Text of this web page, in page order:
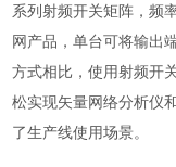
系列射频开关矩阵，频
网产品，单台可将输出
方式相比，使用射频开
松实现矢量网络分析仪
了生产线使用场景。